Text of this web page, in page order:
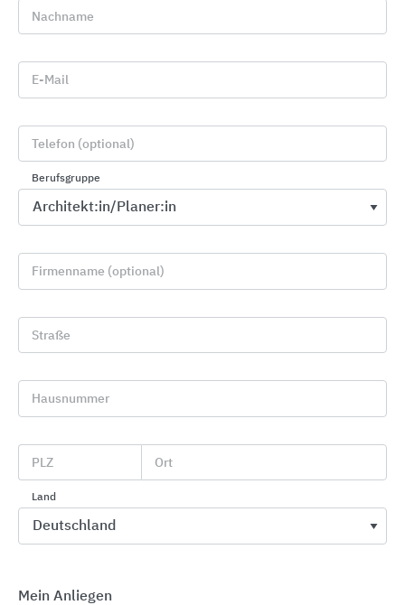
Nachname
E-Mail
Telefon (optional)
Berufsgruppe
Firmenname (optional)
Straße
Hausnummer
PLZ Ort
Land
Mein Anliegen